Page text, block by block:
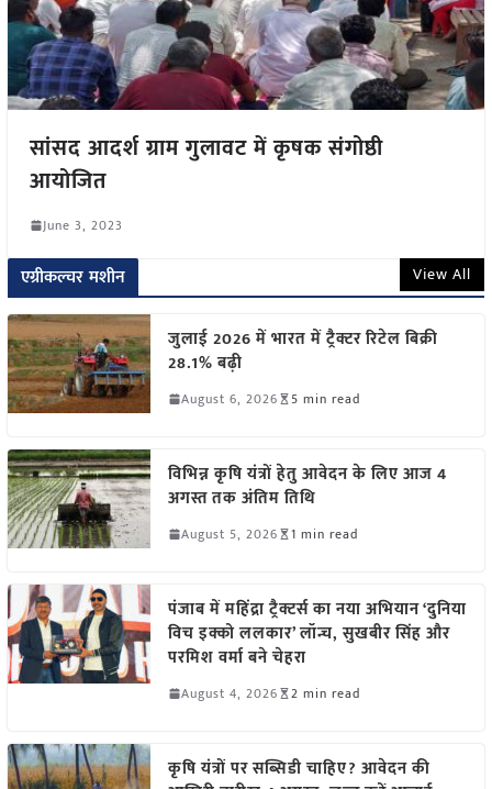
सांसद आदर्श ग्राम गुलावट में कृषक संगोष्ठी
आयोजित
June 3, 2023
एग्रीकल्चर मशीन View All
जुलाई 2026 में भारत में ट्रैक्टर रिटेल बिक्री
28.1% बढ़ी
August 6, 2026 5 min read
विभिन्न कृषि यंत्रों हेतु आवेदन के लिए आज 4
अगस्त तक अंतिम तिथि
August 5, 2026 1 min read
पंजाब में महिंद्रा ट्रैक्टर्स का नया अभियान ‘दुनिया
विच इक्को ललकार’ लॉन्च, सुखबीर सिंह और
परमिश वर्मा बने चेहरा
August 4, 2026 2 min read
कृषि यंत्रों पर सब्सिडी चाहिए? आवेदन की